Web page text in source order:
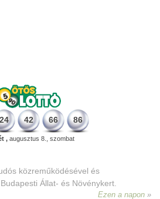
24 42 66 86
,augusztus 8., szombat
közreműködésével és
Állat- és Növénykert.
Ezen a napon